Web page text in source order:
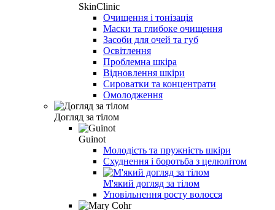
SkinClinic
Очищення і тонізація
Маски та глибоке очищення
Засоби для очей та губ
Освітлення
Проблемна шкіра
Відновлення шкіри
Сироватки та концентрати
Омолодження
Догляд за тілом
Guinot
Молодість та пружність шкіри
Схуднення і боротьба з целюлітом
М'який догляд за тілом
Уповільнення росту волосся